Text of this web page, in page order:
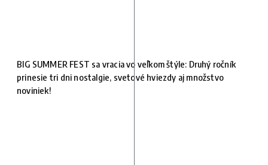
BIG SUMMER FEST sa vracia vo veľkom štýle: Druhý ročník
prinesie tri dni nostalgie, svetové hviezdy aj množstvo
noviniek!